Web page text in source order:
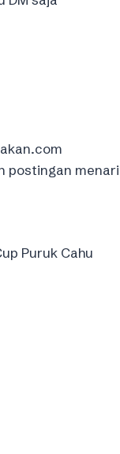
postingan
Puruk Cahu